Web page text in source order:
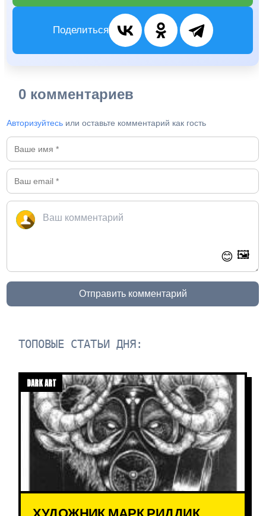
Поделиться
0 комментариев
Авторизуйтесь или оставьте комментарий как гость
😊 🖼️
Отправить комментарий
ТОПОВЫЕ СТАТЬИ ДНЯ:
DARK ART